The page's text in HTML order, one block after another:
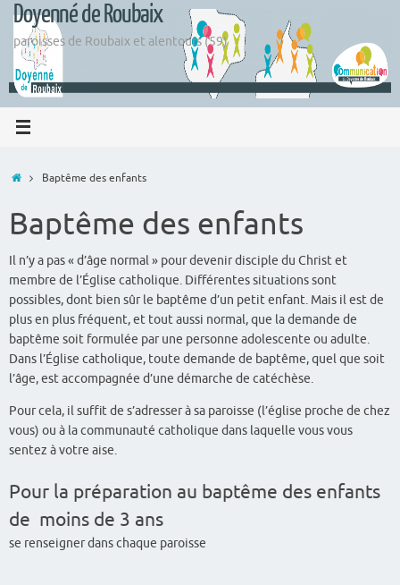
Passer
contenu
Doyenné de Roubaix
paroisses de Roubaix et alentours (59)
AccueilBaptême des enfants
Baptême des enfants
Il n’y a pas « d’âge normal » pour devenir disciple du Christ et
membre de l’Église catholique. Différentes situations sont
possibles, dont bien sûr le baptême d’un petit enfant. Mais il est de
plus en plus fréquent, et tout aussi normal, que la demande de
baptême soit formulée par une personne adolescente ou adulte.
Dans l’Église catholique, toute demande de baptême, quel que soit
l’âge, est accompagnée d’une démarche de catéchèse.
Pour cela, il suffit de s’adresser à sa paroisse (l’église proche de chez
vous) ou à la communauté catholique dans laquelle vous vous
sentez à votre aise.
Pour la préparation au baptême des enfants
de moins de 3 ans
se renseigner dans chaque paroisse